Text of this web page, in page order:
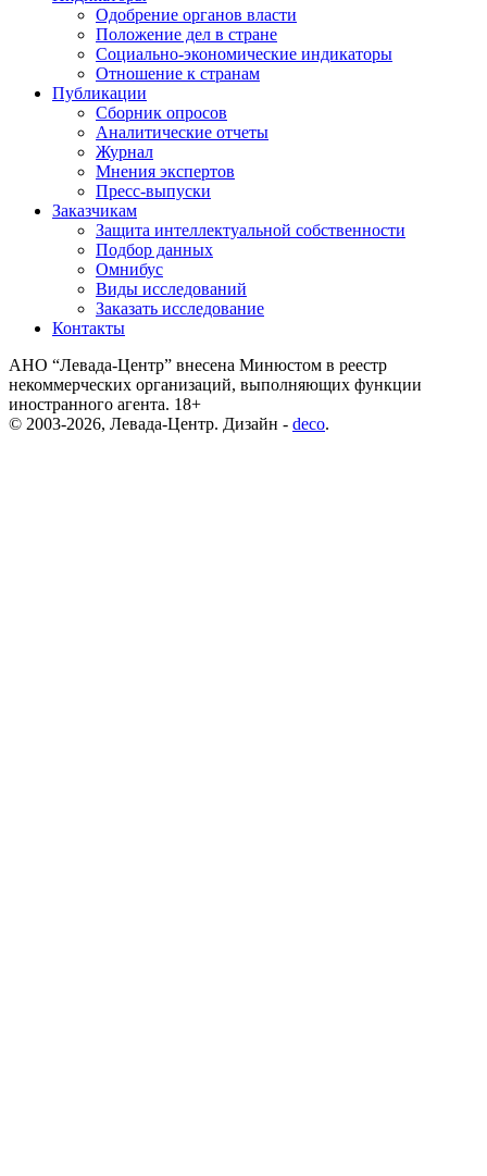
Одобрение органов власти
Положение дел в стране
Социально-экономические индикаторы
Отношение к странам
Публикации
Сборник опросов
Аналитические отчеты
Журнал
Мнения экспертов
Пресс-выпуски
Заказчикам
Защита интеллектуальной собственности
Подбор данных
Омнибус
Виды исследований
Заказать исследование
Контакты
АНО “Левада-Центр” внесена Минюстом в реестр
некоммерческих организаций, выполняющих функции
иностранного агента. 18+
© 2003-2026, Левада-Центр. Дизайн - deco.